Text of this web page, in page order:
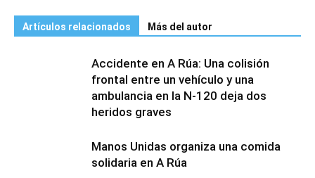
Artículos relacionados Más del autor
Accidente en A Rúa: Una colisión
frontal entre un vehículo y una
ambulancia en la N-120 deja dos
heridos graves
Manos Unidas organiza una comida
solidaria en A Rúa